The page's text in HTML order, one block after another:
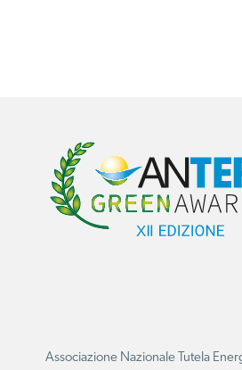
Associazione Nazionale Tutela